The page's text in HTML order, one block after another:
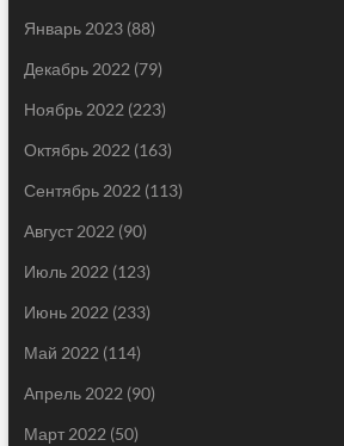
Январь 2023(88)
Декабрь 2022 (79)
Ноябрь 2022 (223)
Октябрь 2022 (163)
Сентябрь 2022 (113)
Август 2022 (90)
Июль 2022 (123)
Июнь 2022 (233)
Май 2022 (114)
Апрель 2022 (90)
Март 2022 (50)